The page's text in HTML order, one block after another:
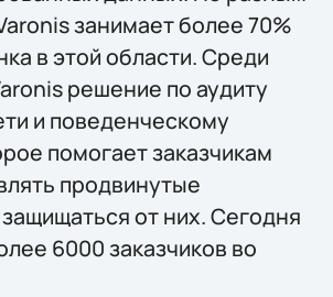
занимает более 70%
в этой области. Среди
решение по аудиту
и поведенческому
помогает заказчикам
продвинутые
от них. Сегодня
6000 заказчиков во